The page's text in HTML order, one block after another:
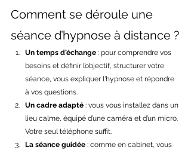
Comment se déroule une
séance d’hypnose à distance ?
Un temps d’échange : pour comprendre vos
besoins et définir l’objectif, structurer votre
séance, vous expliquer l'hypnose et répondre
à vos questions.
Un cadre adapté : vous vous installez dans un
lieu calme, équipé d’une caméra et d’un micro.
Votre seul téléphone suffit.
La séance guidée : comme en cabinet, vous